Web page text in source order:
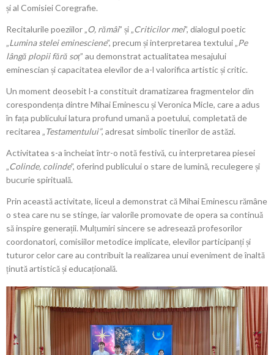
și al Comisiei Coregrafie.
Recitalurile poeziilor „O, rămâi” și „Criticilor mei”, dialogul poetic
„Lumina stelei eminesciene”, precum și interpretarea textului „Pe
lângă plopii fără soț” au demonstrat actualitatea mesajului
eminescian și capacitatea elevilor de a-l valorifica artistic și critic.
Un moment deosebit l-a constituit dramatizarea fragmentelor din
corespondența dintre Mihai Eminescu și Veronica Micle, care a adus
în fața publicului latura profund umană a poetului, completată de
recitarea „Testamentului”, adresat simbolic tinerilor de astăzi.
Activitatea s-a încheiat într-o notă festivă, cu interpretarea piesei
„Colinde, colinde”, oferind publicului o stare de lumină, reculegere și
bucurie spirituală.
Prin această activitate, liceul a demonstrat că Mihai Eminescu rămâne
o stea care nu se stinge, iar valorile promovate de opera sa continuă
să inspire generații. Mulțumiri sincere se adresează profesorilor
coordonatori, comisiilor metodice implicate, elevilor participanți și
tuturor celor care au contribuit la realizarea unui eveniment de înaltă
ținută artistică și educațională.